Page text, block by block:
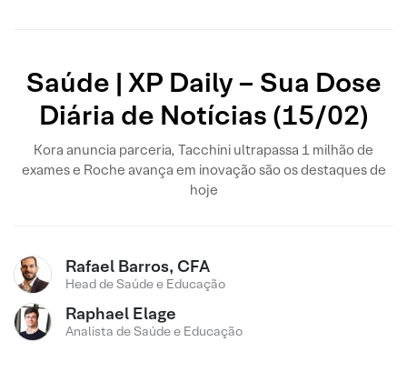
Saúde | XP Daily – Sua Dose
Diária de Notícias (15/02)
Kora anuncia parceria, Tacchini ultrapassa 1 milhão de
exames e Roche avança em inovação são os destaques de
hoje
Rafael Barros, CFA
Head de Saúde e Educação
Raphael Elage
Analista de Saúde e Educação